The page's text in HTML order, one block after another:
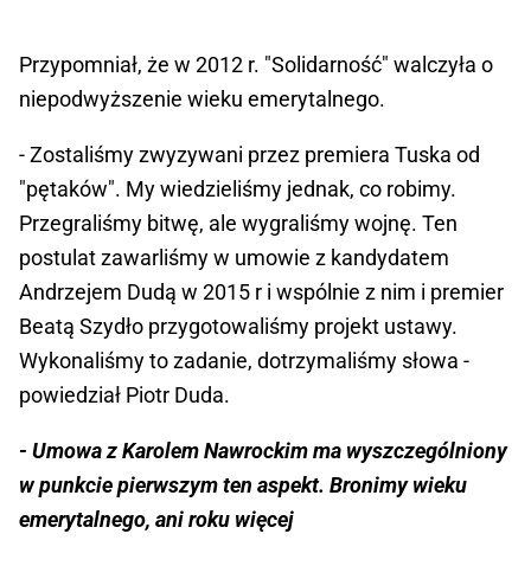
Przypomniał, że w 2012 r. "Solidarność" walczyła o
niepodwyższenie wieku emerytalnego.
- Zostaliśmy zwyzywani przez premiera Tuska od
"pętaków". My wiedzieliśmy jednak, co robimy.
Przegraliśmy bitwę, ale wygraliśmy wojnę. Ten
postulat zawarliśmy w umowie z kandydatem
Andrzejem Dudą w 2015 r i wspólnie z nim i premier
Beatą Szydło przygotowaliśmy projekt ustawy.
Wykonaliśmy to zadanie, dotrzymaliśmy słowa -
powiedział Piotr Duda.
- Umowa z Karolem Nawrockim ma wyszczególniony
w punkcie pierwszym ten aspekt. Bronimy wieku
emerytalnego, ani roku więcej